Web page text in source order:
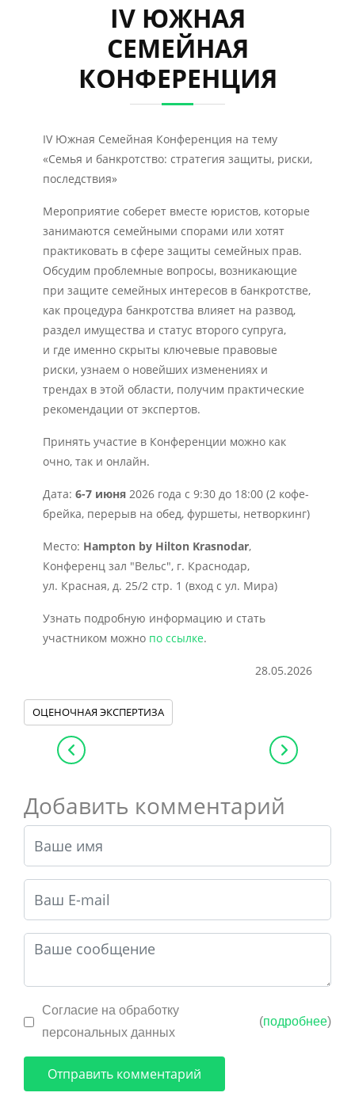
IV ЮЖНАЯ
СЕМЕЙНАЯ
КОНФЕРЕНЦИЯ
IV Южная Семейная Конференция на тему
«Семья и банкротство: стратегия защиты, риски,
последствия»
Мероприятие соберет вместе юристов, которые
занимаются семейными спорами или хотят
практиковать в сфере защиты семейных прав.
Обсудим проблемные вопросы, возникающие
при защите семейных интересов в банкротстве,
как процедура банкротства влияет на развод,
раздел имущества и статус второго супруга,
и где именно скрыты ключевые правовые
риски, узнаем о новейших изменениях и
трендах в этой области, получим практические
рекомендации от экспертов.
Принять участие в Конференции можно как
очно, так и онлайн.
Дата: 6-7 июня 2026 года с 9:30 до 18:00 (2 кофе-
брейка, перерыв на обед, фуршеты, нетворкинг)
Место: Hampton by Hilton Krasnodar,
Конференц зал "Вельс", г. Краснодар,
ул. Красная, д. 25/2 стр. 1 (вход с ул. Мира)
Узнать подробную информацию и стать
участником можно по ссылке.
28.05.2026
ОЦЕНОЧНАЯ ЭКСПЕРТИЗА
Добавить комментарий
Согласие на обработку
персональных данных
(подробнее)
Отправить комментарий